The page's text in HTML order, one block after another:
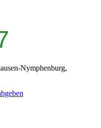
Nymphenburg,